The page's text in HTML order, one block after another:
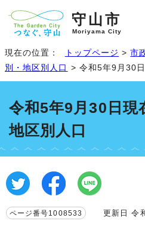
守山市
Moriyama City
現在の位置： トップページ >市
別・地区別人口 > 令和5年9月30
令和5年9月30日現
地区別人口
ページ番号1008533 更新日 令